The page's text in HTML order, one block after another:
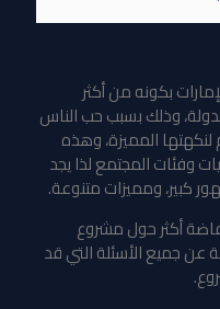
بكونه من أكثر
وذلك بسبب حب الناس
لنكهتها المميزة، وهذه
وفئات المجتمع لذا يجد
كبير، ومميزات متنوعة.
أكثر حول مشروع
عن جميع الأسئلة التي قد